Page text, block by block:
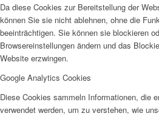
Da diese Cookies zur Bereitstellung der
können Sie sie nicht ablehnen, ohne die
beeinträchtigen. Sie können sie blockieren
Browsereinstellungen ändern und das
Website erzwingen.
Google Analytics Cookies
Diese Cookies sammeln Informationen, die
verwendet werden, um zu verstehen, wie